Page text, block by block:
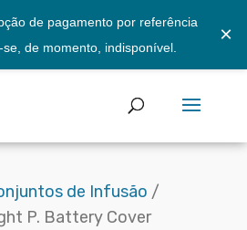
de pagamento por referência
de momento, indisponível.
×
de Infusão /
P. Battery Cover